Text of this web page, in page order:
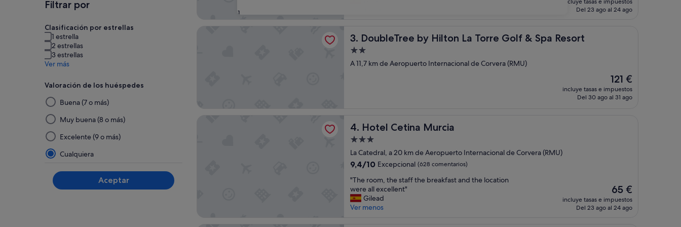
31
Filtrar por
Clasificación por estrellas
1 estrella
2 estrellas
3 estrellas
Ver más
Valoración de los huéspedes
Al
seleccionar
y
aplicar
un
filtro
de
este
grupo,
Buena (7 o más)
Muy buena (8 o más)
Excelente (9 o más)
Cualquiera
Aceptar
e
e
s
c
a
l
e
l
a
z
o
actual
incluye tasas e impuestos
Del 23 ago al 24 ago
3. DoubleTree by Hilton La Torre Golf & Spa Resort
DoubleTree by Hilton La Torre Golf & Spa Resort
Alojamiento
de
A 11,7 km de Aeropuerto Internacional de Corvera (RMU)
El
precio
actual
121 €
incluye tasas e impuestos
Del 30 ago al 31 ago
4. Hotel Cetina Murcia
Hotel Cetina Murcia
Alojamiento
de
3.0 estrellas
La Catedral, a 20 km de Aeropuerto Internacional de Corvera (RMU)
9.4
10,
Excepcional,
(628 comentarios)
9,4/10 Excepcional (628 comentarios)
"
T
h
e
"The room, the staff the breakfast and the location
were all excellent"
Gilead
Ver menos
El
precio
actual
65 €
incluye tasas e impuestos
Del 23 ago al 24 ago